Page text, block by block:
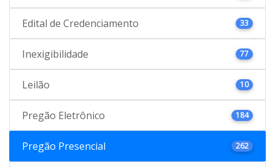
Edital de Credenciamento 33
Inexigibilidade 77
Leilão 10
Pregão Eletrônico 184
Pregão Presencial 262